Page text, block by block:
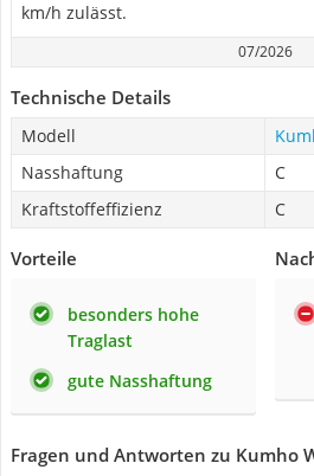
km/h zulässt.
07/2026
Technische Details
Modell
Nasshaftung
C
Kraftstoffeffizienz
C
Vorteile
besonders hohe
Traglast
gute Nasshaftung
Fragen und Antworten zu Kumho